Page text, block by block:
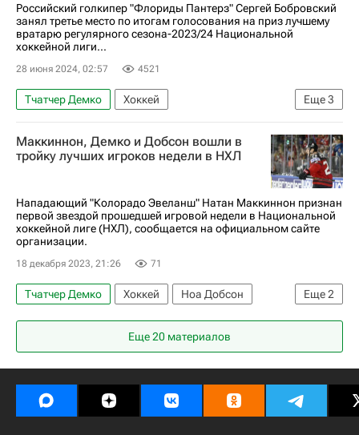
Российский голкипер "Флориды Пантерз" Сергей Бобровский
занял третье место по итогам голосования на приз лучшему
вратарю регулярного сезона-2023/24 Национальной
хоккейной лиги...
28 июня 2024, 02:57 4521
Еще3
Тчатчер Демко
Хоккей
Национальная хоккейная лига (НХЛ)
Сергей Бобровский
Коннор Хеллебайк
Маккиннон, Демко и Добсон вошли в
тройку лучших игроков недели в НХЛ
Нападающий "Колорадо Эвеланш" Натан Маккиннон признан
первой звездой прошедшей игровой недели в Национальной
хоккейной лиге (НХЛ), сообщается на официальном сайте
организации.
18 декабря 2023, 21:26 71
Еще2
Тчатчер Демко Хоккей
Ноа Добсон
Нэтан Маккиннон
Национальная хоккейная лига (НХЛ)
Еще 20 материалов